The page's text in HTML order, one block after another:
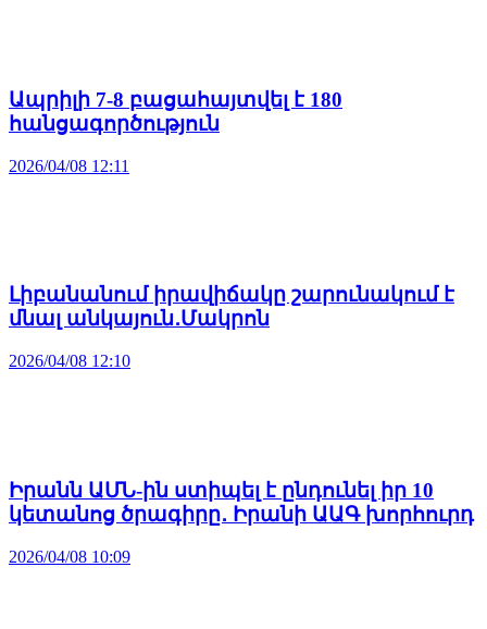
Ապրիլի 7-8 բացահայտվել է 180
հանցագործություն
2026/04/08 12:11
Լիբանանում իրավիճակը շարունակում է
մնալ անկայուն․Մակրոն
2026/04/08 12:10
Իրանն ԱՄՆ-ին ստիպել է ընդունել իր 10
կետանոց ծրագիրը․ Իրանի ԱԱԳ խորհուրդ
2026/04/08 10:09